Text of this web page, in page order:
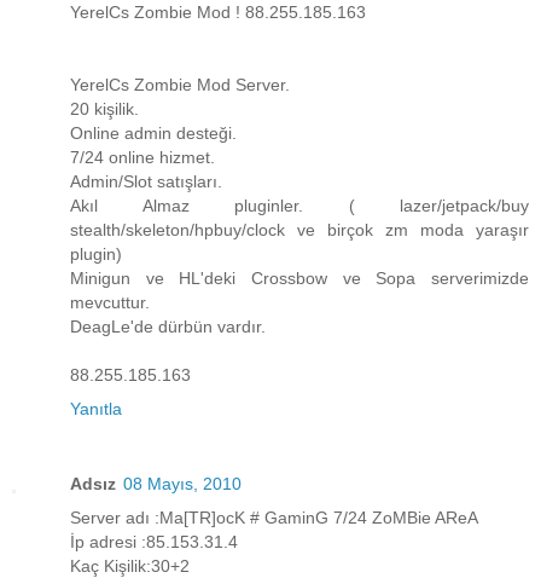
YerelCs Zombie Mod ! 88.255.185.163
YerelCs Zombie Mod Server.
20 kişilik.
Online admin desteği.
7/24 online hizmet.
Admin/Slot satışları.
Akıl Almaz pluginler. ( lazer/jetpack/buy
stealth/skeleton/hpbuy/clock ve birçok zm moda yaraşır
plugin)
Minigun ve HL'deki Crossbow ve Sopa serverimizde
mevcuttur.
DeagLe'de dürbün vardır.
88.255.185.163
Yanıtla
Adsız 08 Mayıs, 2010
Server adı :Ma[TR]ocK # GaminG 7/24 ZoMBie AReA
İp adresi :85.153.31.4
Kaç Kişilik:30+2